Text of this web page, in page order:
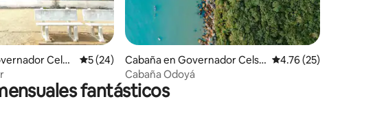
71 evaluaciones
Celso
Calificación promedio: 5 de 5; 24 evaluaciones
5 (24)
Cabaña en Governador Celso
Ramos
Calificación
4.76 (25)
Cabaña Odoyá
fantásticos